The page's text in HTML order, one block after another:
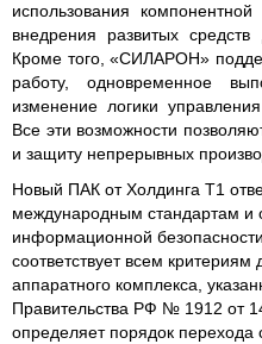
использования
внедрения развитых средств
Кроме того, «СИЛАРОН»
работу, одновременное
изменение логики
Все эти возможности
и защиту непрерывных
Новый ПАК от Холдинга Т1
международным стандартам и
информационной
соответствует всем
аппаратного комплекса,
Правительства РФ № 1912 от
определяет порядок перехода